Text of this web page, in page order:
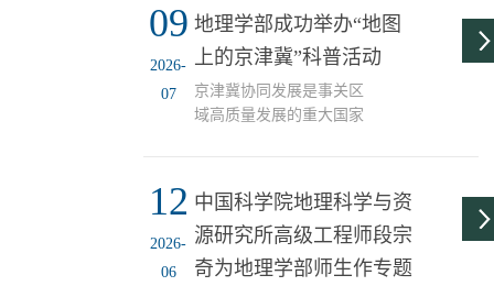
070501自然地理学0705Z1
环境地理学博导、硕导2常
慧宾天津师范大学数学科
学学院070503地图学与地
理信息系统博导、硕导3陈
铁军天津师范大学地理学
部070503地图学与地理信
天津师范大学地理学部
09
2026-
07
地理学部成功举办“地图
上的京津冀”科普活动
京津冀协同发展是事关区
域高质量发展的重大国家
引导青年学生跳出书本、
立足区域、读懂发展，直
观感知京津冀城市群的空
间格局、产业分工与协同
12
2026-
06
中国科学院地理科学与资
源研究所高级工程师段宗
奇为地理学部师生作专题